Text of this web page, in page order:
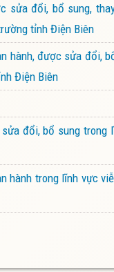
sửa đổi, bổ sung,
tỉnh Điện Biên
hành, được sửa đổi,
Điện Biên
đổi, bổ sung
hành trong lĩnh vực